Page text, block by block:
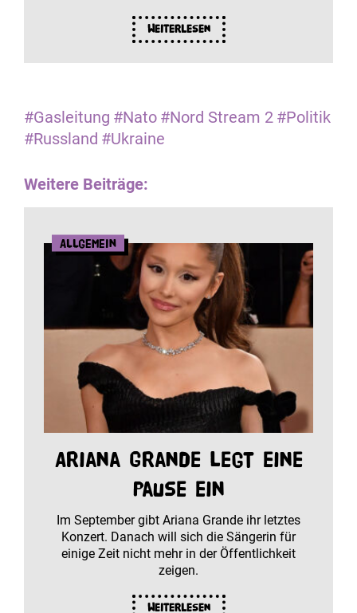
Weiterlesen
#Gasleitung #Nato #Nord Stream 2 #Politik
#Russland #Ukraine
Weitere Beiträge:
Allgemein
Ariana Grande legt eine
Pause ein
Im September gibt Ariana Grande ihr letztes
Konzert. Danach will sich die Sängerin für
einige Zeit nicht mehr in der Öffentlichkeit
zeigen.
Weiterlesen